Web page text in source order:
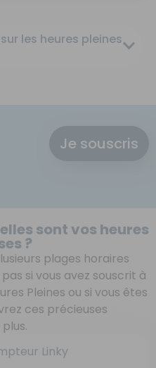
les heures pleines
Je souscris
sont vos heures
?
plages horaires
si vous avez souscrit à
Pleines ou si vous êtes
ces précieuses
Linky